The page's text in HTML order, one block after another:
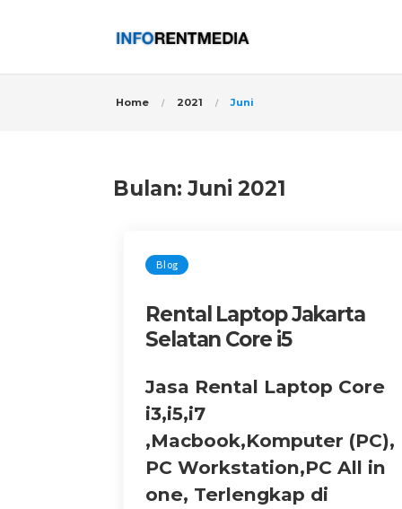
Home 2021 Juni
Bulan: Juni 2021
Blog
Rental Laptop Jakarta
Selatan Core i5
Jasa Rental Laptop Core
i3,i5,i7
,Macbook,Komputer (PC),
PC Workstation,PC All in
one, Terlengkap di